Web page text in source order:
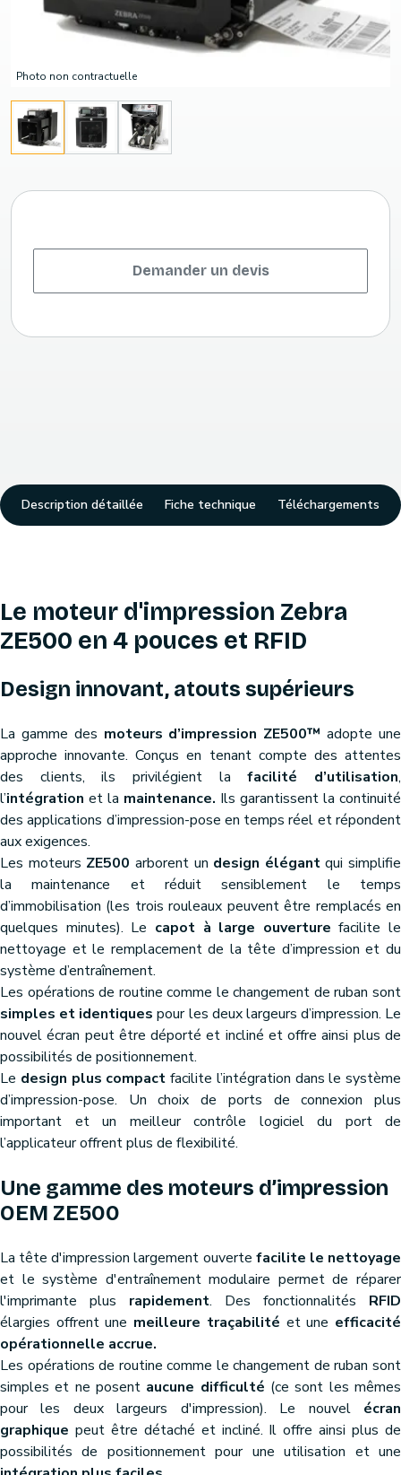
Photo non contractuelle
Demander un devis
Description détaillée Fiche technique Téléchargements
Le moteur d'impression Zebra
ZE500 en 4 pouces et RFID
Design innovant, atouts supérieurs
La gamme des moteurs d’impression ZE500™ adopte une
approche innovante. Conçus en tenant compte des attentes
des clients, ils privilégient la facilité d’utilisation,
l’intégration et la maintenance. Ils garantissent la continuité
des applications d’impression-pose en temps réel et répondent
aux exigences.
Les moteurs ZE500 arborent un design élégantqui simplifie
la maintenance et réduit sensiblement le temps
d’immobilisation (les trois rouleaux peuvent être remplacés en
quelques minutes). Le capot à large ouverture facilite le
nettoyage et le remplacement de la tête d’impression et du
système d’entraînement.
Les opérations de routine comme le changement de ruban sont
simples et identiques pour les deux largeurs d’impression. Le
nouvel écran peut être déporté et incliné et offre ainsi plus de
possibilités de positionnement.
Le design plus compact facilite l’intégration dans le système
d’impression-pose. Un choix de ports de connexion plus
important et un meilleur contrôle logiciel du port de
l’applicateur offrent plus de flexibilité.
Une gamme des moteurs d’impression
OEM ZE500
La tête d'impression largement ouverte facilite le nettoyage
et le système d'entraînement modulaire permet de réparer
l'imprimante plus rapidement. Des fonctionnalités RFID
élargies offrent une meilleure traçabilité et une efficacité
opérationnelle accrue.
Les opérations de routine comme le changement de ruban sont
simples et ne posent aucune difficulté (ce sont les mêmes
pour les deux largeurs d'impression). Le nouvel écran
graphique peut être détaché et incliné. Il offre ainsi plus de
possibilités de positionnement pour une utilisation et une